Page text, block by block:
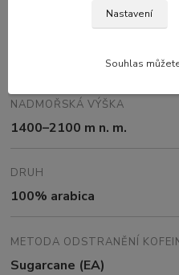
NADMOŘSKÁ VÝŠKA
1400–2100 m n. m.
DRUH
100% arabica
METODA ODSTRANĚNÍ
Sugarcane (EA)
Nastavení
Souhlas